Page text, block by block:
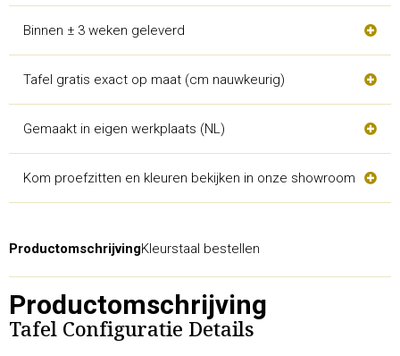
Binnen ± 3 weken geleverd
Tafel gratis exact op maat (cm nauwkeurig)
Gemaakt in eigen werkplaats (NL)
Kom proefzitten en kleuren bekijken in onze showroom
ProductomschrijvingKleurstaal bestellen
Productomschrijving
Tafel Configuratie Details